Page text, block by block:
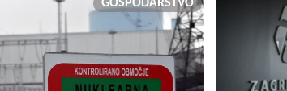
GOSPODARSTVO